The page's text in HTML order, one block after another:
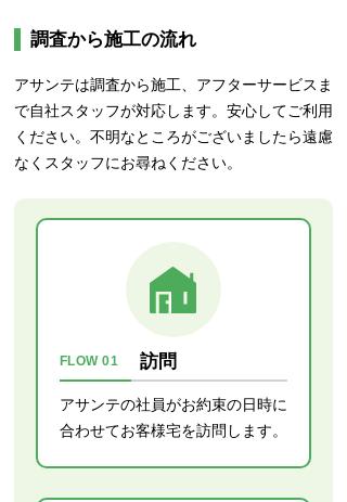
作業員の方は丁寧で安心
子を逐一報告してくれて、安心して任
せることができました。
調査から施工の流れ
アサンテは調査から施工、アフターサービスま
で自社スタッフが対応します。安心してご利用
ください。不明なところがございましたら遠慮
なくスタッフにお尋ねください。
FLOW 01 訪問
アサンテの社員がお約束の日時に
合わせてお客様宅を訪問します。